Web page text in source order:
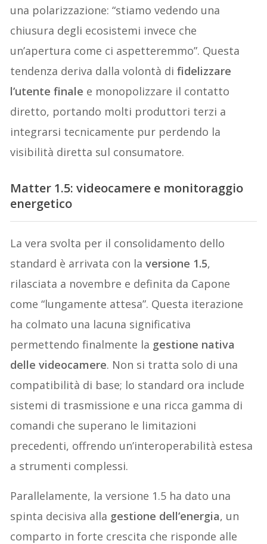
una polarizzazione: “stiamo vedendo una
chiusura degli ecosistemi invece che
un’apertura come ci aspetteremmo”. Questa
tendenza deriva dalla volontà difidelizzare
l’utente finale e monopolizzare il contatto
diretto, portando molti produttori terzi a
integrarsi tecnicamente pur perdendo la
visibilità diretta sul consumatore.
Matter 1.5: videocamere e monitoraggio
energetico
La vera svolta per il consolidamento dello
standard è arrivata con laversione 1.5,
rilasciata a novembre e definita da Capone
come “lungamente attesa”. Questa iterazione
ha colmato una lacuna significativa
permettendo finalmente la gestione nativa
delle videocamere. Non si tratta solo di una
compatibilità di base; lo standard ora include
sistemi di trasmissione e una ricca gamma di
comandi che superano le limitazioni
precedenti, offrendo un’interoperabilità estesa
a strumenti complessi.
Parallelamente, la versione 1.5 ha dato una
spinta decisiva alla gestione dell’energia, un
comparto in forte crescita che risponde alle